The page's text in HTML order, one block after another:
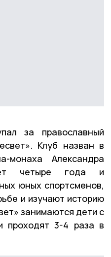
за православный
Клуб назван в
монаха Александра
четыре года и
юных спортсменов,
и изучают историю
занимаются дети с
проходят 3-4 раза в